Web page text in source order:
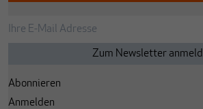
Abonnieren
Anmelden